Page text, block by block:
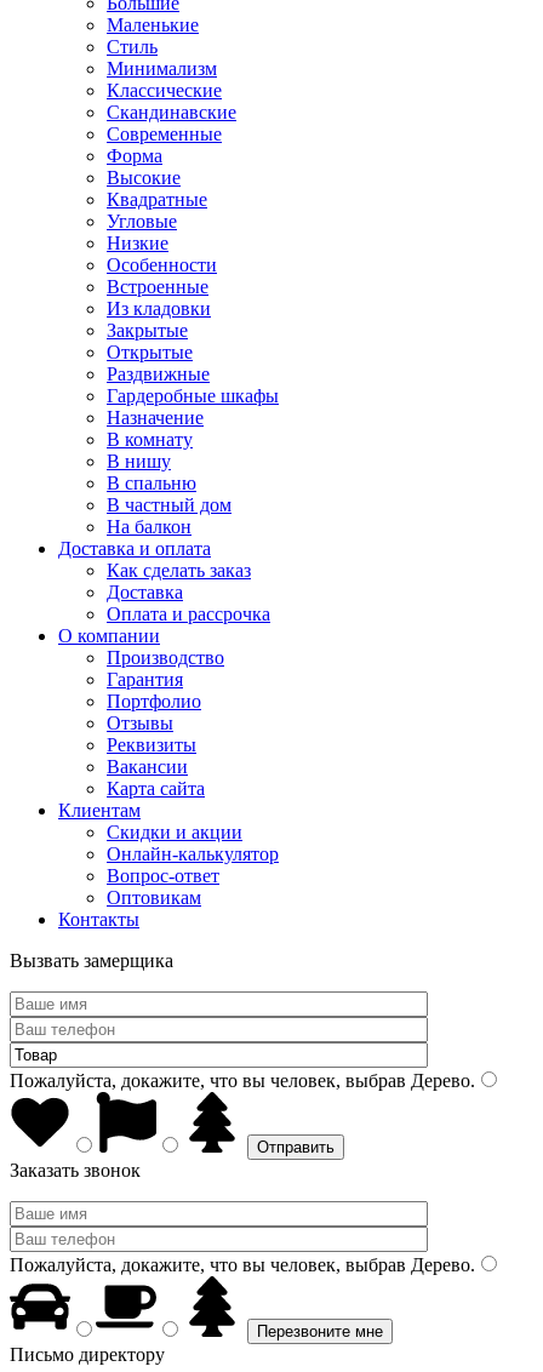
Маленькие
Стиль
Минимализм
Классические
Скандинавские
Современные
Форма
Высокие
Квадратные
Угловые
Низкие
Особенности
Встроенные
Из кладовки
Закрытые
Открытые
Раздвижные
Гардеробные шкафы
Назначение
В комнату
В нишу
В спальню
В частный дом
На балкон
Доставка и оплата
Как сделать заказ
Доставка
Оплата и рассрочка
О компании
Производство
Гарантия
Портфолио
Отзывы
Реквизиты
Вакансии
Карта сайта
Клиентам
Скидки и акции
Онлайн-калькулятор
Вопрос-ответ
Оптовикам
Контакты
Вызвать замерщика
Пожалуйста, докажите, что вы человек, выбрав Дерево.
Заказать звонок
Пожалуйста, докажите, что вы человек, выбрав Дерево.
Письмо директору